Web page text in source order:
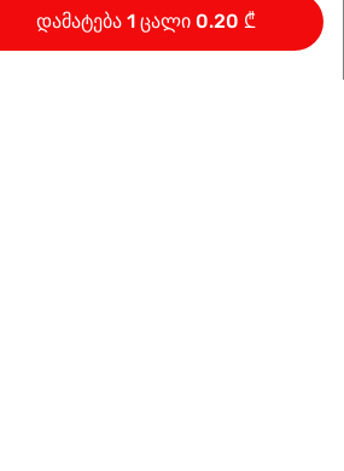
დამატება 1 ცალი 0.20 ₾